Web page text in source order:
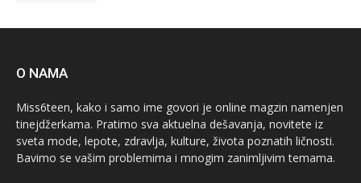
O NAMA
Miss6teen, kako i samo ime govori je online magzin namenjen
tinejdžerkama. Pratimo sva aktuelna dešavanja, novitete iz
sveta mode, lepote, zdravlja, kulture, života poznatih ličnosti.
Bavimo se vašim problemima i mnogim zanimljivim temama.